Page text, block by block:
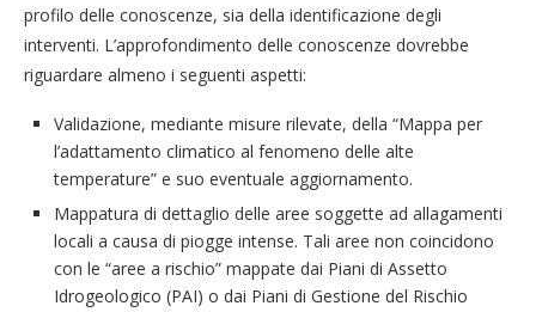
profilo delle conoscenze, sia della identificazione degli
interventi. L’approfondimento delle conoscenze dovrebbe
riguardare almeno i seguenti aspetti:
Validazione, mediante misure rilevate, della “Mappa per
l’adattamento climatico al fenomeno delle alte
temperature” e suo eventuale aggiornamento.
Mappatura di dettaglio delle aree soggette ad allagamenti
locali a causa di piogge intense. Tali aree non coincidono
con le “aree a rischio” mappate dai Piani di Assetto
Idrogeologico (PAI) o dai Piani di Gestione del Rischio